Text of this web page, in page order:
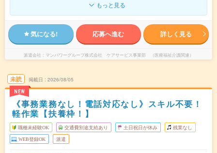
もっと見る
気になる! 応募へ進む 詳しく見る
派遣会社 マンパワーグループ株式会社 ケアサービス事業部 （医療福祉介護関連）
未読
NEW
掲載日 2026/08/05
《事務業務なし！電話対応なし》スキル不要！
軽作業【扶養枠！】
職種未経験OK 交通費別途支給あり 土日祝日が休み 残業なし
WEB登録OK 派遣